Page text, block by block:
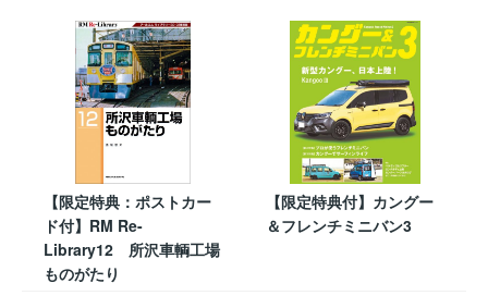
【限定特典：ポストカー
ド付】RM Re-
Library12 所沢車輌工場
ものがたり
【限定特典付】カングー
＆フレンチミニバン3